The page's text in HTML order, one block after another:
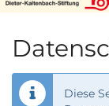
Diese